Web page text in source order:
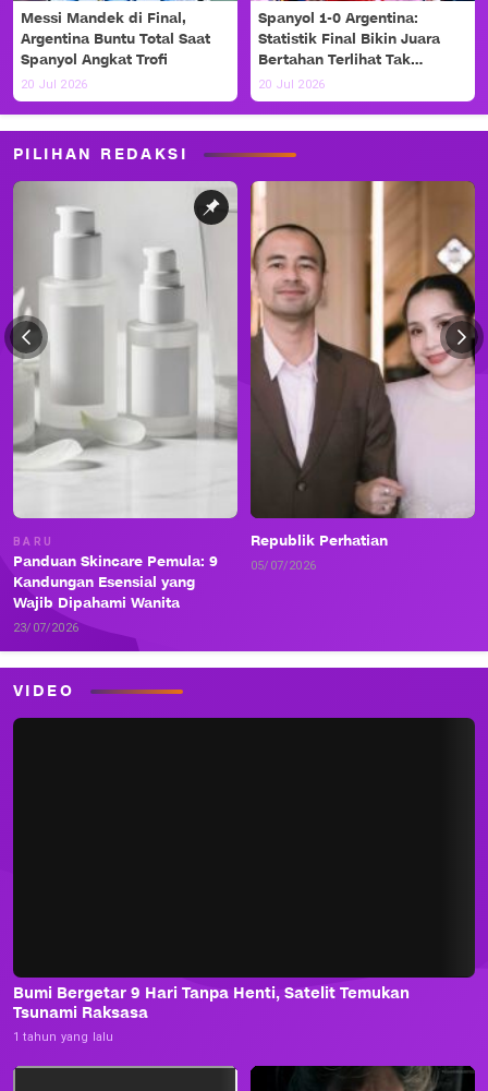
Messi Mandek di Final,
Argentina Buntu Total Saat
Spanyol Angkat Trofi
20 Jul 2026
Spanyol 1-0 Argentina:
Statistik Final Bikin Juara
Bertahan Terlihat Tak
Berdaya
20 Jul 2026
PILIHAN REDAKSI
BARU
Panduan Skincare Pemula: 9
Kandungan Esensial yang
Wajib Dipahami Wanita
23/07/2026
Republik Perhatian
05/07/2026
VIDEO
Bumi Bergetar 9 Hari Tanpa Henti, Satelit Temukan
Tsunami Raksasa
1 tahun yang lalu